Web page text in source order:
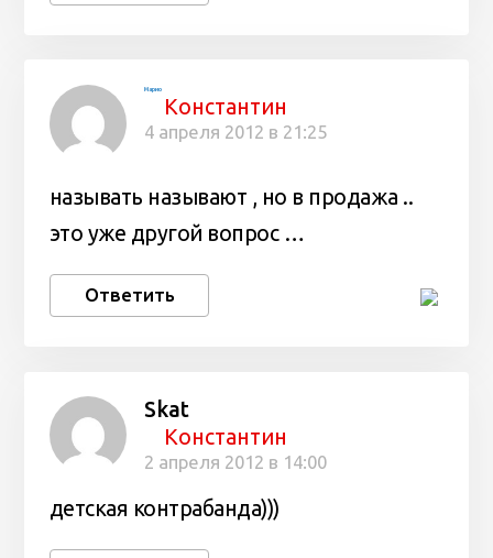
Марио
Константин
4 апреля 2012 в 21:25
называть называют , но в продажа ..
это уже другой вопрос …
Ответить
Skat
Константин
2 апреля 2012 в 14:00
детская контрабанда)))